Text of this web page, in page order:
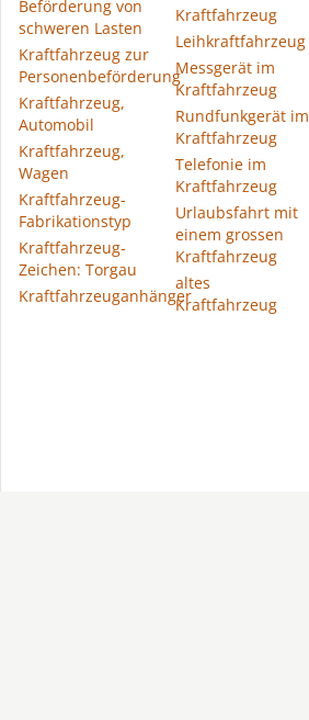
Beförderung von
schweren Lasten
Kraftfahrzeug zur
Personenbeförderung
Kraftfahrzeug,
Automobil
Kraftfahrzeug,
Wagen
Kraftfahrzeug-
Fabrikationstyp
Kraftfahrzeug-
Zeichen: Torgau
Kraftfahrzeuganhänger
Kraftfahrzeug
Leihkraftfahrzeug
Messgerät im
Kraftfahrzeug
Rundfunkgerät im
Kraftfahrzeug
Telefonie im
Kraftfahrzeug
Urlaubsfahrt mit
einem grossen
Kraftfahrzeug
altes
Kraftfahrzeug